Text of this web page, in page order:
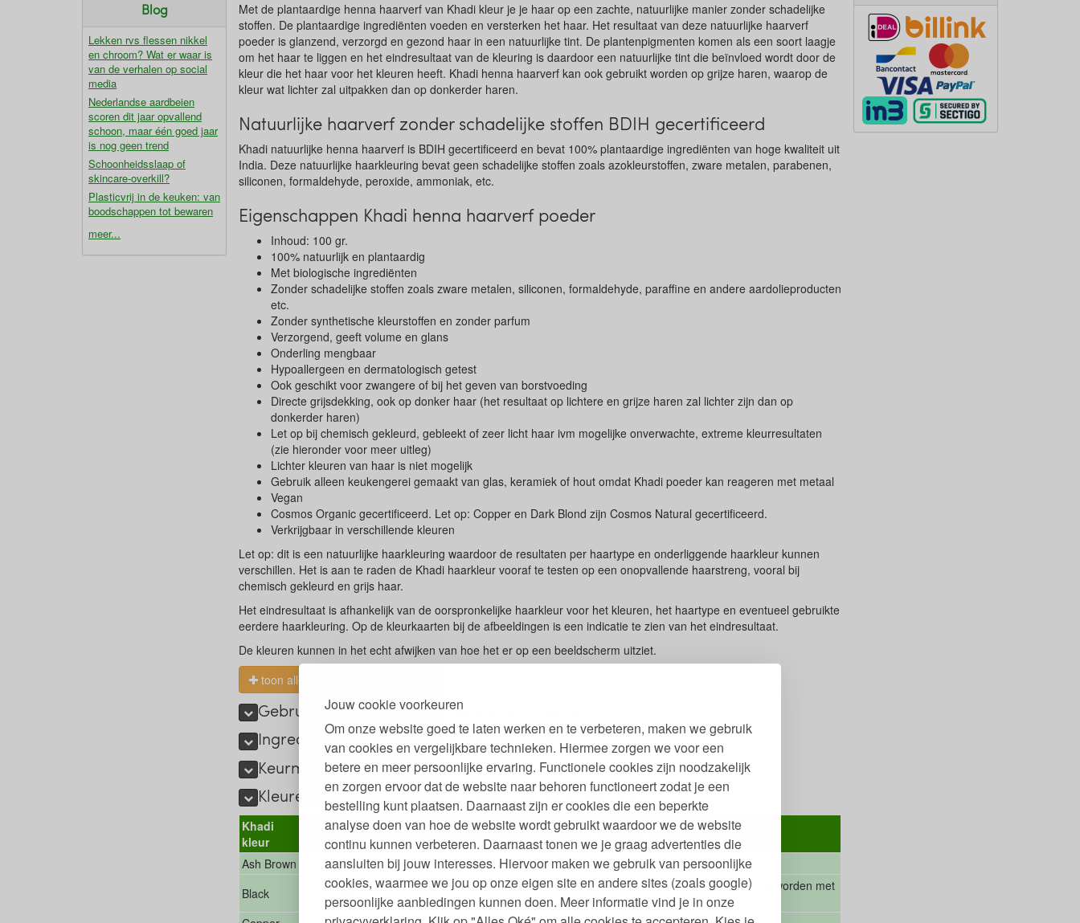
Jouw cookie voorkeuren
Om onze website goed te laten werken en te verbeteren, maken we gebruik
van cookies en vergelijkbare technieken. Hiermee zorgen we voor een
betere en meer persoonlijke ervaring. Functionele cookies zijn noodzakelijk
en zorgen ervoor dat de website naar behoren functioneert zodat je een
bestelling kunt plaatsen. Daarnaast zijn er cookies die een beperkte
analyse doen van hoe de website wordt gebruikt waardoor we de website
continu kunnen verbeteren. Daarnaast tonen we je graag advertenties die
aansluiten bij jouw interesses. Hiervoor maken we gebruik van persoonlijke
cookies, waarmee we jou op onze eigen site en andere sites (zoals google)
persoonlijke aanbiedingen kunnen doen. Meer informatie vind je in onze
Blog
Lekken rvs flessen nikkel
en chroom? Wat er waar is
van de verhalen op social
media
Nederlandse aardbeien
scoren dit jaar opvallend
schoon, maar één goed jaar
is nog geen trend
Schoonheidsslaap of
skincare-overkill?
Plasticvrij in de keuken: van
boodschappen tot bewaren
meer...
Met de plantaardige henna haarverf van Khadi kleur je je haar op een zachte, natuurlijke manier zonder schadelijke
stoffen. De plantaardige ingrediënten voeden en versterken het haar. Het resultaat van deze natuurlijke haarverf
poeder is glanzend, verzorgd en gezond haar in een natuurlijke tint. De plantenpigmenten komen als een soort laagje
om het haar te liggen en het eindresultaat van de kleuring is daardoor een natuurlijke tint die beïnvloed wordt door de
kleur die het haar voor het kleuren heeft. Khadi henna haarverf kan ook gebruikt worden op grijze haren, waarop de
kleur wat lichter zal uitpakken dan op donkerder haren.
Natuurlijke haarverf zonder schadelijke stoffen BDIH gecertificeerd
Khadi natuurlijke henna haarverf is BDIH gecertificeerd en bevat 100% plantaardige ingrediënten van hoge kwaliteit uit
India. Deze natuurlijke haarkleuring bevat geen schadelijke stoffen zoals azokleurstoffen, zware metalen, parabenen,
siliconen, formaldehyde, peroxide, ammoniak, etc.
Eigenschappen Khadi henna haarverf poeder
Inhoud: 100 gr.
100% natuurlijk en plantaardig
Met biologische ingrediënten
Zonder schadelijke stoffen zoals zware metalen, siliconen, formaldehyde, paraffine en andere aardolieproducten
etc.
Zonder synthetische kleurstoffen en zonder parfum
Verzorgend, geeft volume en glans
Onderling mengbaar
Hypoallergeen en dermatologisch getest
Ook geschikt voor zwangere of bij het geven van borstvoeding
Directe grijsdekking, ook op donker haar (het resultaat op lichtere en grijze haren zal lichter zijn dan op
donkerder haren)
Let op bij chemisch gekleurd, gebleekt of zeer licht haar ivm mogelijke onverwachte, extreme kleurresultaten
(zie hieronder voor meer uitleg)
Lichter kleuren van haar is niet mogelijk
Gebruik alleen keukengerei gemaakt van glas, keramiek of hout omdat Khadi poeder kan reageren met metaal
Vegan
Cosmos Organic gecertificeerd. Let op: Copper en Dark Blond zijn Cosmos Natural gecertificeerd.
Verkrijgbaar in verschillende kleuren
Let op: dit is een natuurlijke haarkleuring waardoor de resultaten per haartype en onderliggende haarkleur kunnen
verschillen. Het is aan te raden de Khadi haarkleur vooraf te testen op een onopvallende haarstreng, vooral bij
chemisch gekleurd en grijs haar.
Het eindresultaat is afhankelijk van de oorspronkelijke haarkleur voor het kleuren, het haartype en eventueel gebruikte
eerdere haarkleuring. Op de kleurkaarten bij de afbeeldingen is een indicatie te zien van het eindresultaat.
De kleuren kunnen in het echt afwijken van hoe het er op een beeldscherm uitziet.
toon alles
Gebruiksaanwijzing Khadi natuurlijke haarverf
Ingrediënten Khadi haarkleuring met henna
Keurmerken en labels Khadi haarkleuring
Kleuren en kleurkaart Khadi natuurlijke haarkleuring
Khadi
kleur
Kleur
Omschrijving
Ash Brown
Asbruin
Mat bruin zonder rood. Cappuccino tot intens koffiebruin
Black
Warm zwart zonder blauwe tint. Licht of grijs haar moet eerst voorgekleurd worden met
Khadi Pure Henna.